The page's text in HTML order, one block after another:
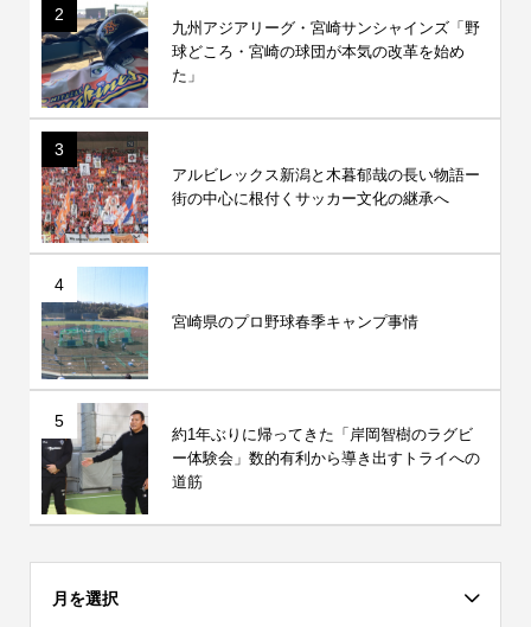
2
九州アジアリーグ・宮崎サンシャインズ「野
球どころ・宮崎の球団が本気の改革を始め
た」
3
アルビレックス新潟と木暮郁哉の長い物語ー
街の中心に根付くサッカー文化の継承へ
4
宮崎県のプロ野球春季キャンプ事情
5
約1年ぶりに帰ってきた「岸岡智樹のラグビ
ー体験会」数的有利から導き出すトライへの
道筋
月を選択